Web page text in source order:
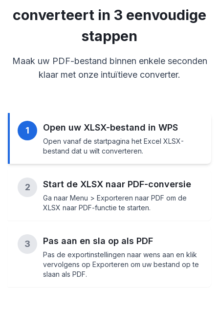
converteert in 3 eenvoudige
stappen
Maak uw PDF-bestand binnen enkele seconden
klaar met onze intuïtieve converter.
1 Open uw XLSX-bestand in WPS
Open vanaf de startpagina het Excel XLSX-
bestand dat u wilt converteren.
2 Start de XLSX naar PDF-conversie
Ga naar Menu > Exporteren naar PDF om de
XLSX naar PDF-functie te starten.
3 Pas aan en sla op als PDF
Pas de exportinstellingen naar wens aan en klik
vervolgens op Exporteren om uw bestand op te
slaan als PDF.